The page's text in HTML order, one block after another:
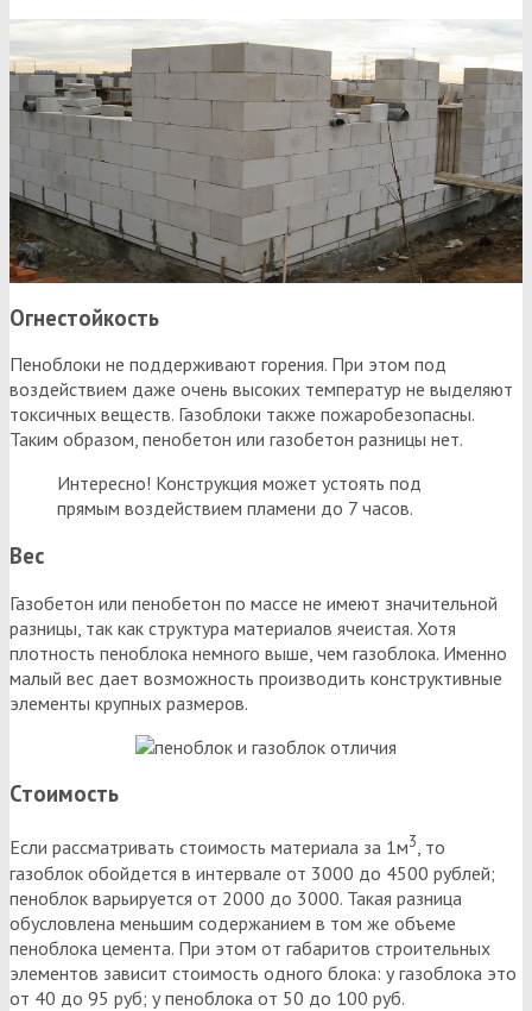
Огнестойкость
Пеноблоки не поддерживают горения. При этом под
воздействием даже очень высоких температур не выделяют
токсичных веществ. Газоблоки также пожаробезопасны.
Таким образом, пенобетон или газобетон разницы нет.
Интересно! Конструкция может устоять под
прямым воздействием пламени до 7 часов.
Вес
Газобетон или пенобетон по массе не имеют значительной
разницы, так как структура материалов ячеистая. Хотя
плотность пеноблока немного выше, чем газоблока. Именно
малый вес дает возможность производить конструктивные
элементы крупных размеров.
Стоимость
Если рассматривать стоимость материала за 1м3, то
газоблок обойдется в интервале от 3000 до 4500 рублей;
пеноблок варьируется от 2000 до 3000. Такая разница
обусловлена меньшим содержанием в том же объеме
пеноблока цемента. При этом от габаритов строительных
элементов зависит стоимость одного блока: у газоблока это
от 40 до 95 руб; у пеноблока от 50 до 100 руб.